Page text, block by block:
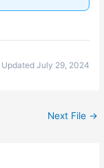
Updated July 29, 2024
Next File →